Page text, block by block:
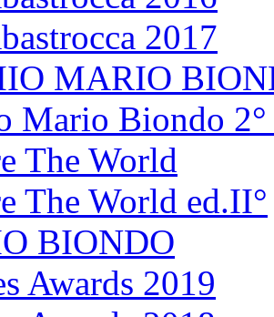
2017
MARIO
Mario Biondo
The World
The World ed.II°
BIONDO
Awards 2019